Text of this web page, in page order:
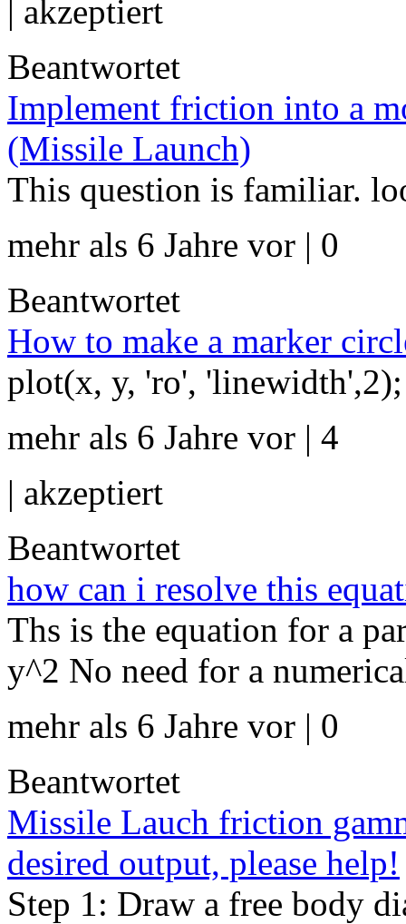
akzeptiert
Beantwortet
Implement friction into a
(Missile Launch)
This question is familiar.
mehr als 6 Jahre vor | 0
Beantwortet
How to make a marker
plot(x, y, 'ro', 'linewidth',2);
mehr als 6 Jahre vor | 4
| akzeptiert
Beantwortet
how can i resolve this
Ths is the equation for a
y^2 No need for a
mehr als 6 Jahre vor | 0
Beantwortet
Missile Lauch friction
desired output, please help!
Step 1: Draw a free body